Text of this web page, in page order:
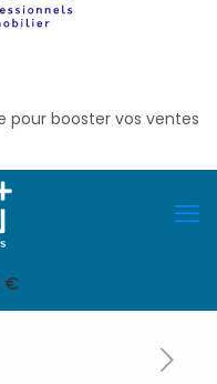
pour booster vos ventes
€